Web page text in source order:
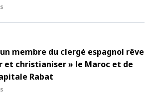
membre du clergé espagnol rêve
et christianiser » le Maroc et de
Rabat